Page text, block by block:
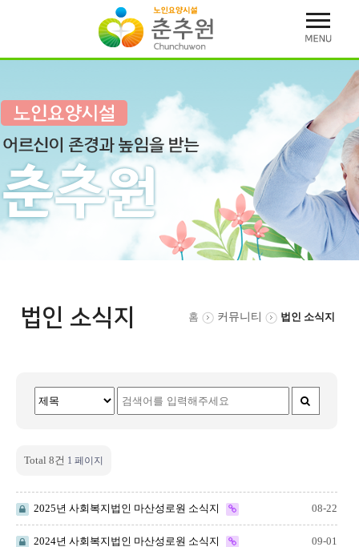
법인 소식지 홈 커뮤니티 법인 소식지
Total 8건 1 페이지
2025년 사회복지법인 마산성로원 소식지 08-22
2024년 사회복지법인 마산성로원 소식지 09-01